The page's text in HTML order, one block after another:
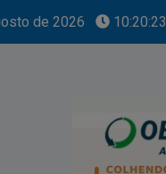
de 2026 10:20:24